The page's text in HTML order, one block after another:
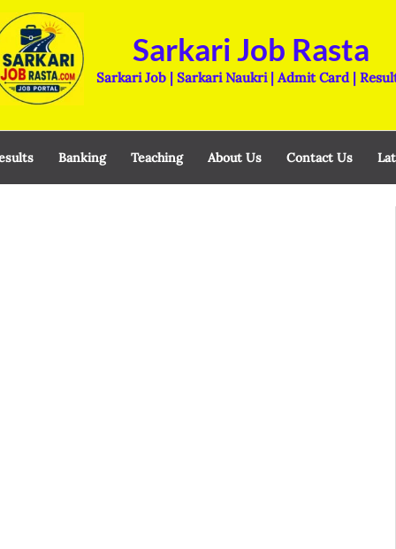
Sarkari Job Rasta
Sarkari Job | Sarkari Naukri | Admit Card |
Banking Teaching About Us Contact Us